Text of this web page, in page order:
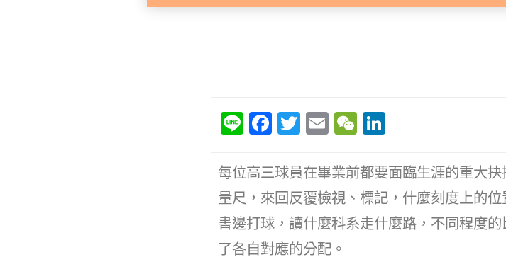
Li
e
F
c
e
b
o
o
T
itt
er
E
ai
l
W
C
h
at
k
e
dI
n
每位高三球員在畢業前都要面臨生涯的重大
量尺，來回反覆檢視、標記，什麼刻度上的
書邊打球，讀什麼科系走什麼路，不同程度
了各自對應的分配。